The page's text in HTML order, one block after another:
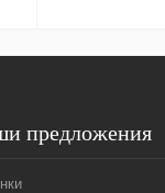
предложения